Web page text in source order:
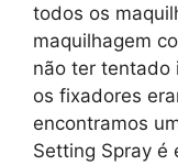
todos os
maquilhagem
não ter tentado
os fixadores
encontramos
Setting Spray é